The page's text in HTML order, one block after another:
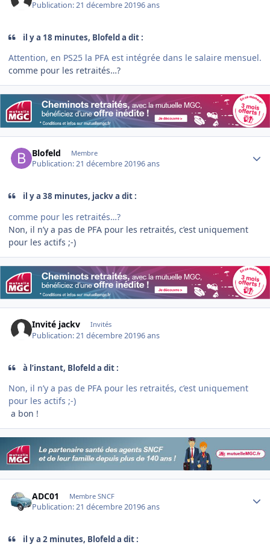
Publication:21 décembre 20196 ans
il y a 18 minutes, Blofeld a dit :
Attention, en PS25 la PFA est intégrée dans le salaire mensuel.
comme pour les retraités…?
Blofeld Membre
Publication:21 décembre 20196 ans
il y a 38 minutes, jackv a dit :
comme pour les retraités…?
Non, il n’y a pas de PFA pour les retraités, c’est uniquement
pour les actifs ;-)
Invité jackv Invités
Publication:21 décembre 20196 ans
à l’instant, Blofeld a dit :
Non, il n’y a pas de PFA pour les retraités, c’est uniquement
pour les actifs ;-)
a bon !
ADC01 Membre SNCF
Publication:21 décembre 20196 ans
il y a 2 minutes, Blofeld a dit :